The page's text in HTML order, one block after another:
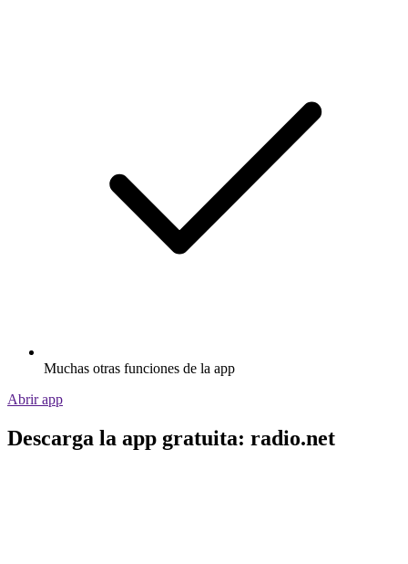
Muchas otras funciones de la app
Abrir app
Descarga la app gratuita: radio.net